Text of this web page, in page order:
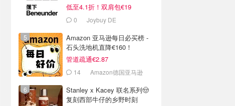
低至4.1折！双肩包€19
0 Joybuy DE
Amazon 亚马逊每日必买榜 -
石头洗地机直降€160！
管道疏通€2.87
14 Amazon德国亚马逊
Stanley x Kacey 联名系列🤠
复刻西部牛仔的乡野时刻